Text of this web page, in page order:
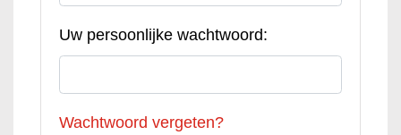
Uw persoonlijke wachtwoord:
Wachtwoord vergeten?